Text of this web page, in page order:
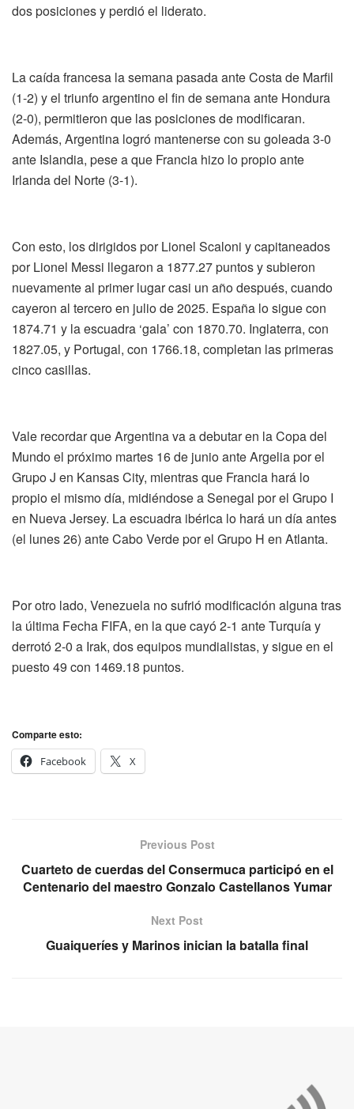
dos posiciones y perdió el liderato.
La caída francesa la semana pasada ante Costa de Marfil
(1-2) y el triunfo argentino el fin de semana ante Hondura
(2-0), permitieron que las posiciones de modificaran.
Además, Argentina logró mantenerse con su goleada 3-0
ante Islandia, pese a que Francia hizo lo propio ante
Irlanda del Norte (3-1).
Con esto, los dirigidos por Lionel Scaloni y capitaneados
por Lionel Messi llegaron a 1877.27 puntos y subieron
nuevamente al primer lugar casi un año después, cuando
cayeron al tercero en julio de 2025. España lo sigue con
1874.71 y la escuadra ‘gala’ con 1870.70. Inglaterra, con
1827.05, y Portugal, con 1766.18, completan las primeras
cinco casillas.
Vale recordar que Argentina va a debutar en la Copa del
Mundo el próximo martes 16 de junio ante Argelia por el
Grupo J en Kansas City, mientras que Francia hará lo
propio el mismo día, midiéndose a Senegal por el Grupo I
en Nueva Jersey. La escuadra ibérica lo hará un día antes
(el lunes 26) ante Cabo Verde por el Grupo H en Atlanta.
Por otro lado, Venezuela no sufrió modificación alguna tras
la última Fecha FIFA, en la que cayó 2-1 ante Turquía y
derrotó 2-0 a Irak, dos equipos mundialistas, y sigue en el
puesto 49 con 1469.18 puntos.
Comparte esto:
Facebook
X
Previous Post
Cuarteto de cuerdas del Consermuca participó en el
Centenario del maestro Gonzalo Castellanos Yumar
Next Post
Guaiqueríes y Marinos inician la batalla final